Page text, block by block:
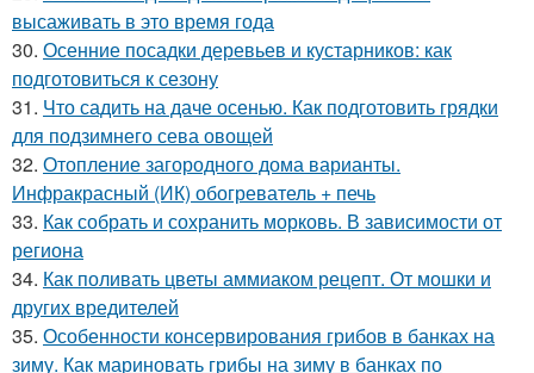
высаживать в это время года
30. Осенние посадки деревьев и кустарников: как
подготовиться к сезону
31. Что садить на даче осенью. Как подготовить грядки
для подзимнего сева овощей
32. Отопление загородного дома варианты.
Инфракрасный (ИК) обогреватель + печь
33. Как собрать и сохранить морковь. В зависимости от
региона
34. Как поливать цветы аммиаком рецепт. От мошки и
других вредителей
35. Особенности консервирования грибов в банках на
зиму. Как мариновать грибы на зиму в банках по